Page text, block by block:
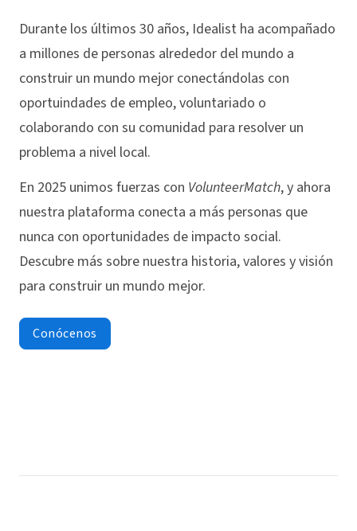
Durante los últimos 30 años, Idealist ha acompañado
a millones de personas alrededor del mundo a
construir un mundo mejor conectándolas con
oportuindades de empleo, voluntariado o
colaborando con su comunidad para resolver un
problema a nivel local.
En 2025 unimos fuerzas con VolunteerMatch, y ahora
nuestra plataforma conecta a más personas que
nunca con oportunidades de impacto social.
Descubre más sobre nuestra historia, valores y visión
para construir un mundo mejor.
Conócenos